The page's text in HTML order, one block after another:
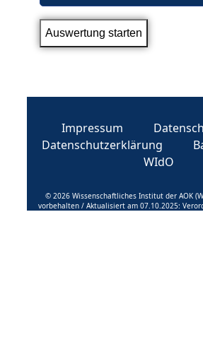
Impressum
Datenschutzerklärung
WIdO
© 2026 Wissenschaftliches Institut der AOK
vorbehalten / Aktualisiert am 07.10.2025: